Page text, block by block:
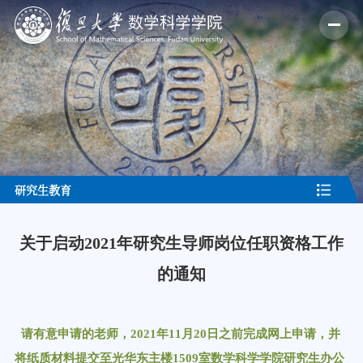
研究生教育
关于启动2021年研究生导师岗位任职资格工作
的通知
请有意申请的老师，2021年11月20日之前完成网上申请，并
将纸质材料提交至光华东主楼1509室数学科学学院研究生办公